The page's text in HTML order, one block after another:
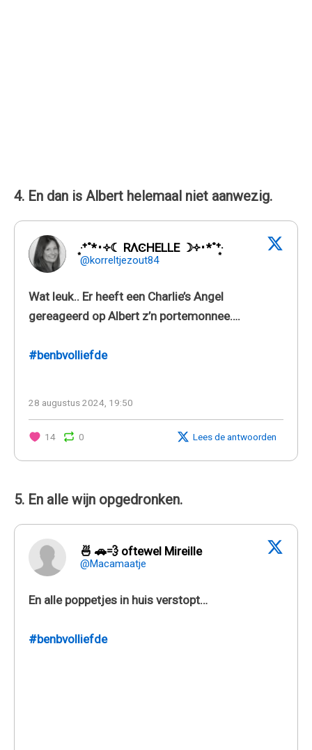
4. En dan is Albert helemaal niet aanwezig.
‧͙⁺˚*･༓☾ RΛϾHELLE ☽༓･*˚⁺‧͙
@korreltjezout84
Wat leuk.. Er heeft een Charlie’s Angel
gereageerd op Albert z’n portemonnee….
#benbvolliefde
28 augustus 2024, 19:50
14 0 Lees de antwoorden
5. En alle wijn opgedronken.
🍜 🚗💨 oftewel Mireille
@Macamaatje
En alle poppetjes in huis verstopt…
#benbvolliefde